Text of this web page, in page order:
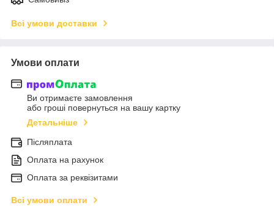
Всі умови доставки
Умови оплати
Ви отримаєте замовлення
або гроші повернуться на вашу картку
Детальніше
Післяплата
Оплата на рахунок
Оплата за реквізитами
Всі умови оплати